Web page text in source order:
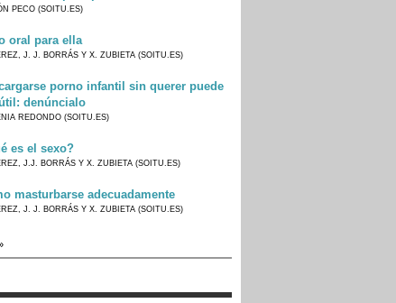
PECO (SOITU.ES)
oral para ella
J. J. BORRÁS Y X. ZUBIETA (SOITU.ES)
porno infantil sin querer puede
denúncialo
REDONDO (SOITU.ES)
es el sexo?
J.J. BORRÁS Y X. ZUBIETA (SOITU.ES)
masturbarse adecuadamente
J. J. BORRÁS Y X. ZUBIETA (SOITU.ES)